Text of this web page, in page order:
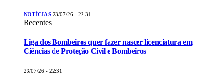
NOTÍCIAS 23/07/26 - 22:31
Recentes
Liga dos Bombeiros quer fazer nascer licenciatura em
Ciências de Proteção Civil e Bombeiros
23/07/26 - 22:31